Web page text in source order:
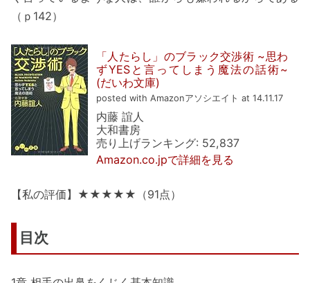
（ｐ142）
「人たらし」のブラック交渉術 ~思わ
ずYESと言ってしまう魔法の話術~
(だいわ文庫)
posted with Amazonアソシエイト at 14.11.17
内藤 誼人
大和書房
売り上げランキング: 52,837
Amazon.co.jpで詳細を見る
【私の評価】★★★★★（91点）
目次